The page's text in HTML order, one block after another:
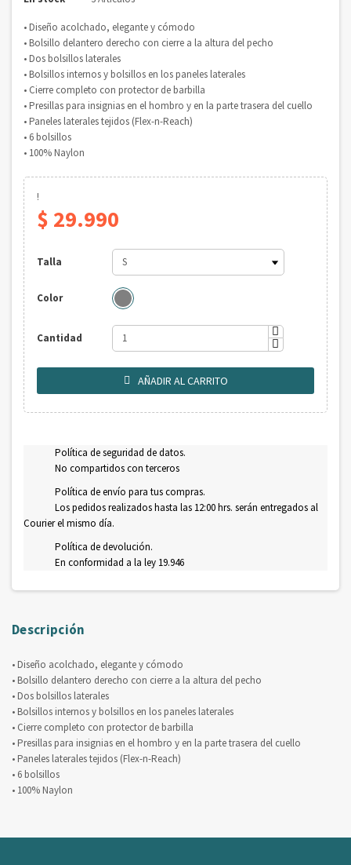
• Diseño acolchado, elegante y cómodo
• Bolsillo delantero derecho con cierre a la altura del pecho
• Dos bolsillos laterales
• Bolsillos internos y bolsillos en los paneles laterales
• Cierre completo con protector de barbilla
• Presillas para insignias en el hombro y en la parte trasera del cuello
• Paneles laterales tejidos (Flex-n-Reach)
• 6 bolsillos
• 100% Naylon
!
$ 29.990
Talla
Color
Cantidad
 AÑADIR AL CARRITO
Política de seguridad de datos.
No compartidos con terceros
Política de envío para tus compras.
Los pedidos realizados hasta las 12:00 hrs. serán entregados al
Courier el mismo día.
Política de devolución.
En conformidad a la ley 19.946
Descripción
• Diseño acolchado, elegante y cómodo
• Bolsillo delantero derecho con cierre a la altura del pecho
• Dos bolsillos laterales
• Bolsillos internos y bolsillos en los paneles laterales
• Cierre completo con protector de barbilla
• Presillas para insignias en el hombro y en la parte trasera del cuello
• Paneles laterales tejidos (Flex-n-Reach)
• 6 bolsillos
• 100% Naylon